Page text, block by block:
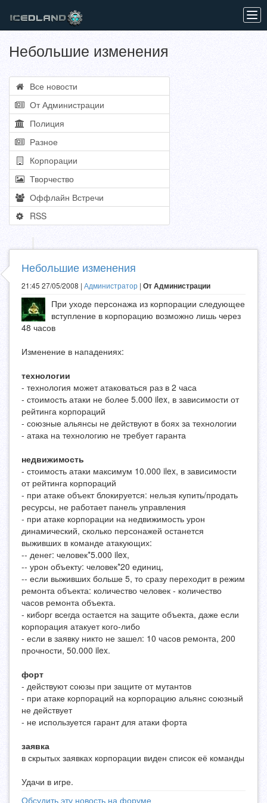
Небольшие изменения
Все новости
От Администрации
Полиция
Разное
Корпорации
Творчество
Оффлайн Встречи
RSS
Небольшие изменения
21:45 27/05/2008 | Администратор | От Администрации
При уходе персонажа из корпорации следующее
вступление в корпорацию возможно лишь через
48 часов
Изменение в нападениях:
технологии
- технология может атаковаться раз в 2 часа
- стоимость атаки не более 5.000 ilex, в зависимости от
рейтинга корпораций
- союзные альянсы не действуют в боях за технологии
- атака на технологию не требует гаранта
недвижимость
- стоимость атаки максимум 10.000 ilex, в зависимости
от рейтинга корпораций
- при атаке объект блокируется: нельзя купить/продать
ресурсы, не работает панель управления
- при атаке корпорации на недвижимость урон
динамический, сколько персонажей останется
выживших в команде атакующих:
-- денег: человек*5.000 ilex,
-- урон объекту: человек*20 единиц,
-- если выживших больше 5, то сразу переходит в режим
ремонта объекта: количество человек - количество
часов ремонта объекта.
- киборг всегда остается на защите объекта, даже если
корпорация атакует кого-либо
- если в заявку никто не зашел: 10 часов ремонта, 200
прочности, 50.000 ilex.
форт
- действуют союзы при защите от мутантов
- при атаке корпораций на корпорацию альянс союзный
не действует
- не используется гарант для атаки форта
заявка
в скрытых заявках корпорации виден список её команды
Удачи в игре.
Обсудить эту новость на форуме